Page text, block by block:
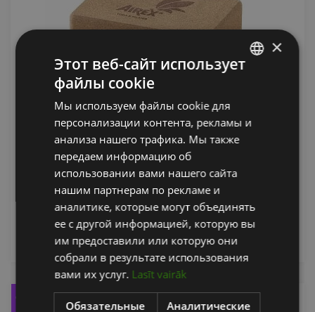
AIREX YOGA ECO CORK BLOCK
AIREX
25.35€
добавить в корзину
-10%
×
Этот веб-сайт использует
файлы cookie
Мы используем файлы cookie для
персонализации контента, рекламы и
анализа нашего трафика. Мы также
передаем информацию об
использовании вами нашего сайта
нашим партнерам по рекламе и
аналитике, которые могут объединять
ее с другой информацией, которую вы
им предоставили или которую они
собрали в результате использования
вами их услуг. Lasīt vairāk
Обязательные Аналитические